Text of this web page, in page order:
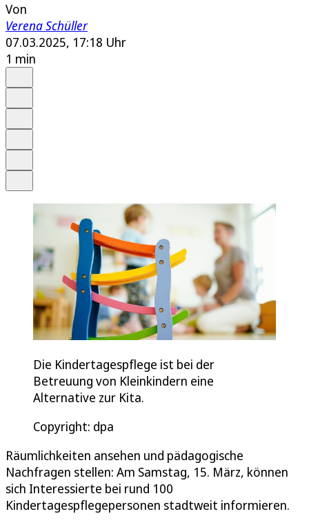
Von
Verena Schüller
07.03.2025, 17:18 Uhr
1 min
Die Kindertagespflege ist bei der
Betreuung von Kleinkindern eine
Alternative zur Kita.
Copyright: dpa
Räumlichkeiten ansehen und pädagogische
Nachfragen stellen: Am Samstag, 15. März, können
sich Interessierte bei rund 100
Kindertagespflegepersonen stadtweit informieren.